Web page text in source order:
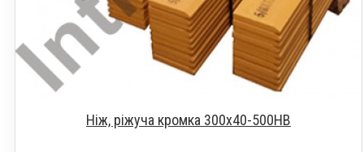
Ніж, ріжуча кромка 300x40-500HB